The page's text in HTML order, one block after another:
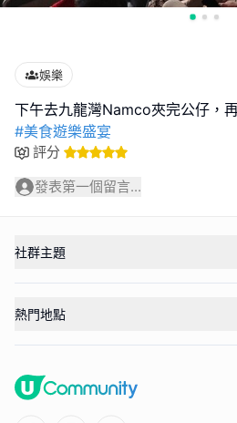
娛樂
#美食遊樂盛宴
評分
發表第一個留言...
社群主題
熱門地點